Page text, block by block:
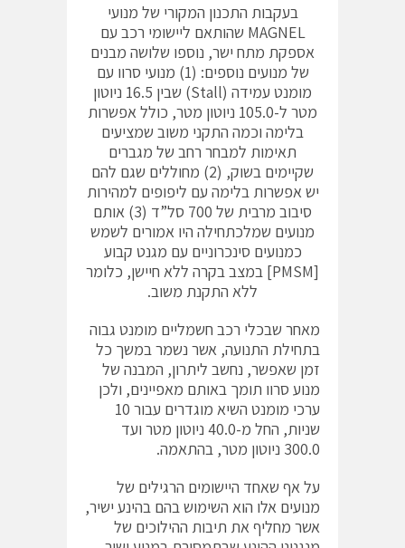
בעקבות התכנון המקורי של מנועי
MAGNEL שהותאם ליישומי רכב עם
אספקת מתח ישר, נוספו שלושה מבנים
של מנועים נוספים: (1) מנועי סרוו עם
מומנט עמידה (Stall) שבין 16.5 ניוטון
מטר ל-105.0 ניוטון מטר, כולל אפשרות
בלימה וכמה התקני משוב שמציעים
תאימות למבחר רחב של מגברים
שקיימים בשוק, (2) מחוללים שגם להם
יש אפשרות בלימה עם ליפופים למהירות
סיבוב מרבית של 700 סל”ד (3) אותם
מנועים שמלכתחילה היו אמורים לשמש
כמנועים סינכרוניים עם מגנט קבוע
[PMSM] במצב בקרה ללא חיישן, כלומר
ללא התקנת משוב.
מאחר שבכלי רכב חשמליים מומנט גבוה
בתחילת התנועה, אשר נשמר במשך כל
זמן שאפשר, נחשב ליתרון, המבנה של
מנוע סרוו תומך באותם מאפיינים, ולכן
ערכי מומנט השיא מוגדרים עבור 10
שניות, החל מ-40.0 ניוטון מטר ועד
300.0 ניוטון מטר, בהתאמה.
על אף שאחד היישומים הרגילים של
מנועים אלו הוא השימוש בהם בהינע ישיר,
אשר מחליף את תיבות ההילוכים של